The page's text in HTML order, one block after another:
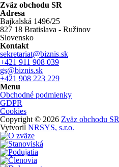
Zväz obchodu SR
Adresa
Bajkalská 1496/25
827 18 Bratislava - Ružinov
Slovensko
Kontakt
sekretariat@biznis.sk
+421 911 908 039
gs@biznis.sk
+421 908 223 229
Menu
Obchodné podmienky
GDPR
Cookies
Copyright © 2026 Zväz obchodu SR
Vytvoril NRSYS, s.r.o.